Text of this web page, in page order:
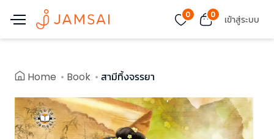
0 0 เข้าสู่ระบบ
Home Book สามีทิ้งจรรยา